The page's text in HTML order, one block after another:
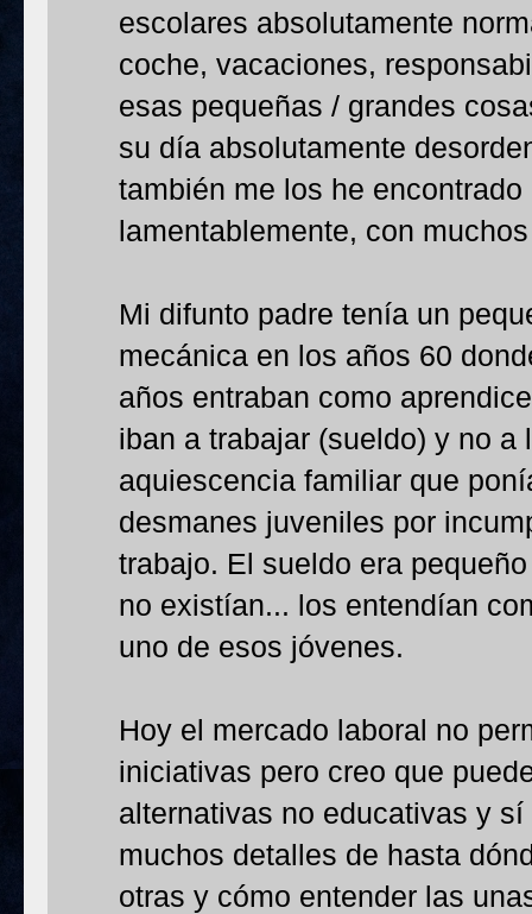
escolares absolutamente
coche, vacaciones,
esas pequeñas / grandes
su día absolutamente
también me los he
lamentablemente, con
Mi difunto padre tenía un
mecánica en los años 60
años entraban como
iban a trabajar (sueldo) y no
aquiescencia familiar que
desmanes juveniles por
trabajo. El sueldo era
no existían... los entendían
uno de esos jóvenes.
Hoy el mercado laboral no
iniciativas pero creo que
alternativas no educativas y
muchos detalles de hasta
otras y cómo entender las